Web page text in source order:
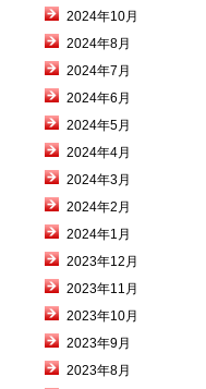
2024年10月
2024年8月
2024年7月
2024年6月
2024年5月
2024年4月
2024年3月
2024年2月
2024年1月
2023年12月
2023年11月
2023年10月
2023年9月
2023年8月